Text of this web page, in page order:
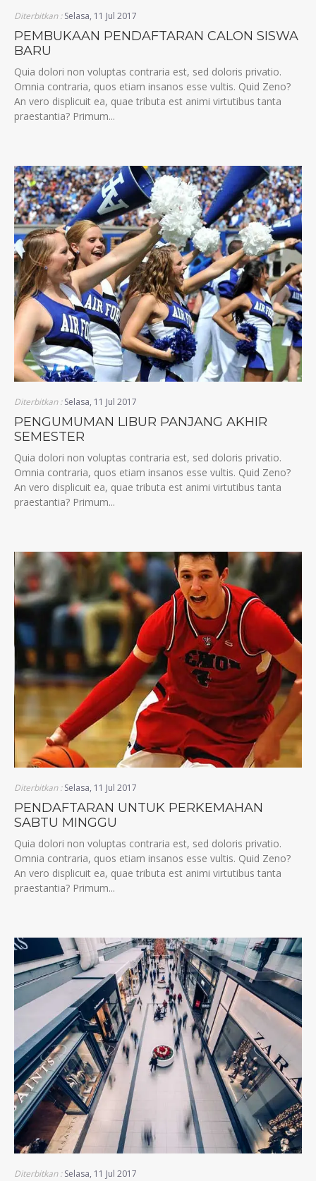
Diterbitkan :Selasa, 11 Jul 2017
PEMBUKAAN PENDAFTARAN CALON SISWA
BARU
Quia dolori non voluptas contraria est, sed doloris privatio.
Omnia contraria, quos etiam insanos esse vultis. Quid Zeno?
An vero displicuit ea, quae tributa est animi virtutibus tanta
praestantia? Primum...
Diterbitkan :Selasa, 11 Jul 2017
PENGUMUMAN LIBUR PANJANG AKHIR
SEMESTER
Quia dolori non voluptas contraria est, sed doloris privatio.
Omnia contraria, quos etiam insanos esse vultis. Quid Zeno?
An vero displicuit ea, quae tributa est animi virtutibus tanta
praestantia? Primum...
Diterbitkan :Selasa, 11 Jul 2017
PENDAFTARAN UNTUK PERKEMAHAN
SABTU MINGGU
Quia dolori non voluptas contraria est, sed doloris privatio.
Omnia contraria, quos etiam insanos esse vultis. Quid Zeno?
An vero displicuit ea, quae tributa est animi virtutibus tanta
praestantia? Primum...
Diterbitkan :Selasa, 11 Jul 2017